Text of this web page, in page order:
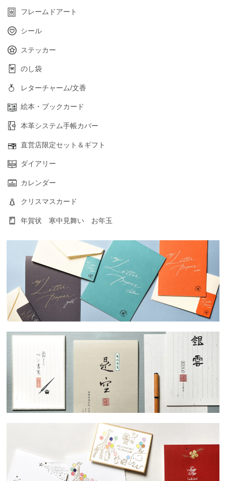
フレームドアート
シール
ステッカー
のし袋
レターチャーム/文香
絵本・ブックカード
本革システム手帳カバー
直営店限定セット＆ギフト
ダイアリー
カレンダー
クリスマスカード
年賀状 寒中見舞い お年玉